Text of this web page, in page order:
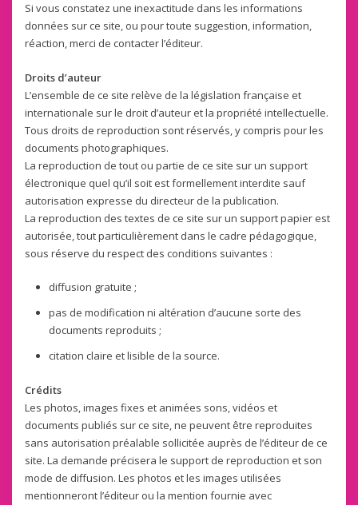
Si vous constatez une inexactitude dans les informations
données sur ce site, ou pour toute suggestion, information,
réaction, merci de contacter l’éditeur.
Droits d’auteur
L’ensemble de ce site relève de la législation française et
internationale sur le droit d’auteur et la propriété intellectuelle.
Tous droits de reproduction sont réservés, y compris pour les
documents photographiques.
La reproduction de tout ou partie de ce site sur un support
électronique quel qu’il soit est formellement interdite sauf
autorisation expresse du directeur de la publication.
La reproduction des textes de ce site sur un support papier est
autorisée, tout particulièrement dans le cadre pédagogique,
sous réserve du respect des conditions suivantes :
diffusion gratuite ;
pas de modification ni altération d’aucune sorte des
documents reproduits ;
citation claire et lisible de la source.
Crédits
Les photos, images fixes et animées sons, vidéos et
documents publiés sur ce site, ne peuvent être reproduites
sans autorisation préalable sollicitée auprès de l’éditeur de ce
site. La demande précisera le support de reproduction et son
mode de diffusion. Les photos et les images utilisées
mentionneront l’éditeur ou la mention fournie avec